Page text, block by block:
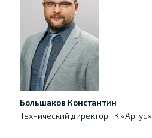
Большаков Константин
Технический директор ГК «Аргус»